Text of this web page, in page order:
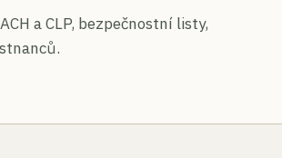
a CLP, bezpečnostní listy,